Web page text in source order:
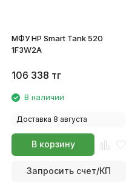
МФУ HP Smart Tank 520
1F3W2A
106 338 тг
В наличии
Доставка 8 августа
В корзину
Запросить счет/КП